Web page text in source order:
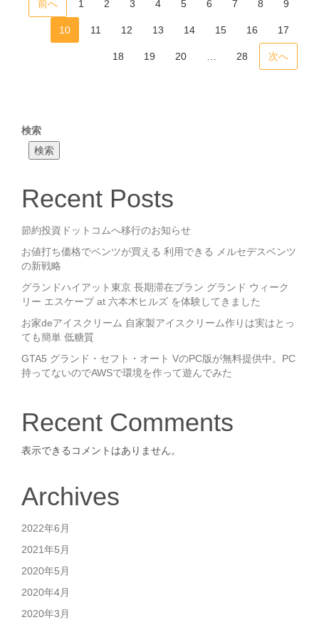
前へ 1 2 3 4 5 6 7 8 9
10 11 12 13 14 15 16 17
18 19 20 28 次へ
検索
検索
Recent Posts
節約投資ドットコムへ移行のお知らせ
お値打ち価格でベンツが買える 利用できる メルセデスベンツ
の新戦略
グランドハイアット東京 長期滞在プラン グランド ウィーク
リー エスケープ at 六本木ヒルズ を体験してきました
お家deアイスクリーム 自家製アイスクリーム作りは実はとっ
ても簡単 低糖質
GTA5 グランド・セフト・オート VのPC版が無料提供中。PC
持ってないのでAWSで環境を作って遊んでみた
Recent Comments
表示できるコメントはありません。
Archives
2022年6月
2021年5月
2020年5月
2020年4月
2020年3月